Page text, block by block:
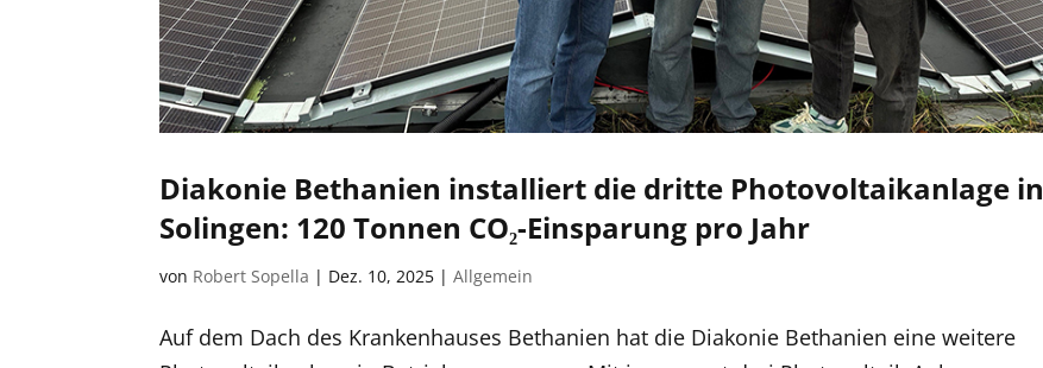
Diakonie Bethanien installiert die dritte Photovoltaikanlage in
Solingen: 120 Tonnen CO₂-Einsparung pro Jahr
von Robert Sopella | Dez. 10, 2025 |Allgemein
Auf dem Dach des Krankenhauses Bethanien hat die Diakonie Bethanien eine weitere